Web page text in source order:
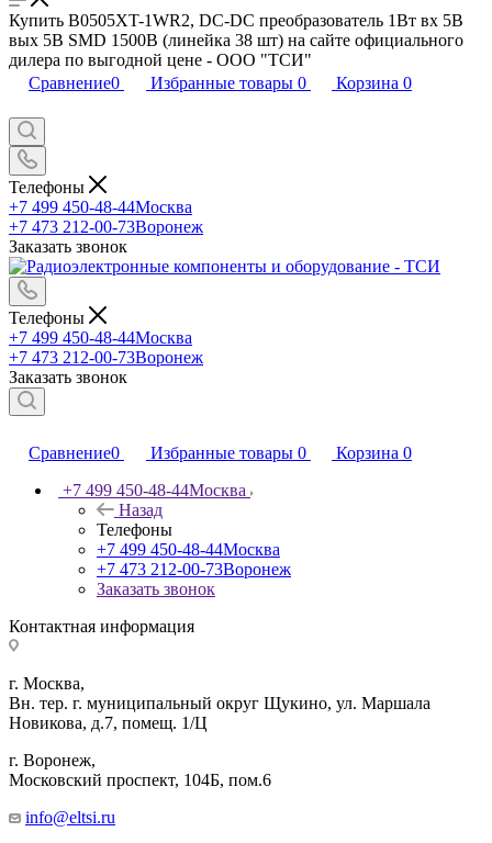
Купить B0505XT-1WR2, DC-DC преобразователь 1Вт вх 5В
вых 5В SMD 1500В (линейка 38 шт) на сайте официального
дилера по выгодной цене - ООО "ТСИ"
Сравнение0 Избранные товары 0 Корзина 0
Телефоны
+7 499 450-48-44Москва
+7 473 212-00-73Воронеж
Заказать звонок
Телефоны
+7 499 450-48-44Москва
+7 473 212-00-73Воронеж
Заказать звонок
Сравнение0 Избранные товары 0 Корзина 0
+7 499 450-48-44Москва
Назад
Телефоны
+7 499 450-48-44Москва
+7 473 212-00-73Воронеж
Заказать звонок
Контактная информация
г. Москва,
Вн. тер. г. муниципальный округ Щукино, ул. Маршала
Новикова, д.7, помещ. 1/Ц
г. Воронеж,
​Московский проспект, 104Б, пом.6
info@eltsi.ru